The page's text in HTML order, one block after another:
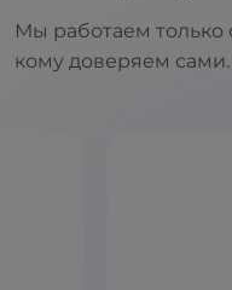
Мы работаем только
кому доверяем сами.